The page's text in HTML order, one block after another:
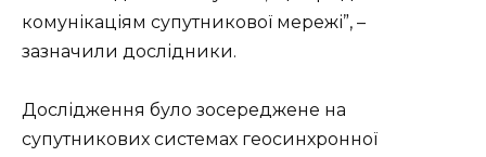
комунікаціям супутникової мережі”, –
зазначили дослідники.
Дослідження було зосереджене на
супутникових системах геосинхронної